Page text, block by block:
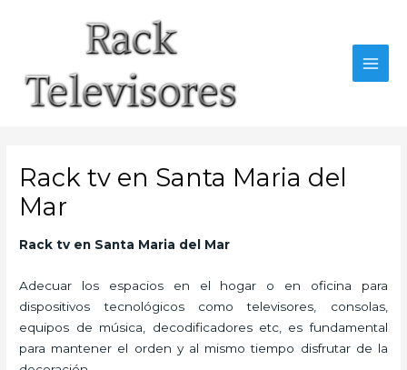
Rack tv en Santa Maria del
Mar
Rack tv en Santa Maria del Mar
Adecuar los espacios en el hogar o en oficina para
dispositivos tecnológicos como televisores, consolas,
equipos de música, decodificadores etc, es fundamental
para mantener el orden y al mismo tiempo disfrutar de la